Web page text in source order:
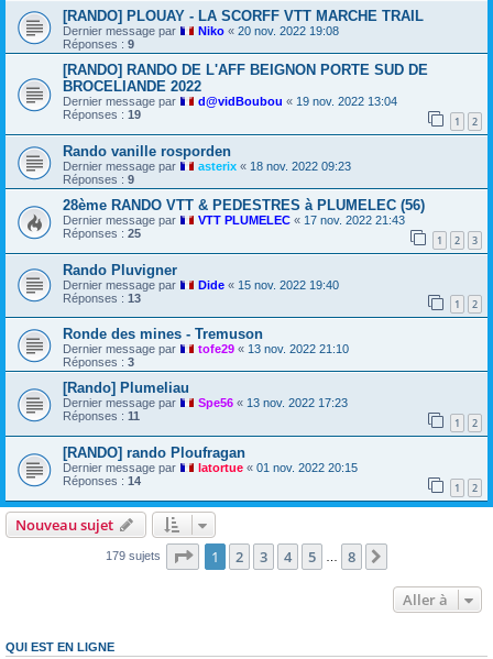
[RANDO] PLOUAY - LA SCORFF VTT MARCHE TRAIL
Dernier message par Niko « 20 nov. 2022 19:08
Réponses : 9
[RANDO] RANDO DE L'AFF BEIGNON PORTE SUD DE
BROCELIANDE 2022
Dernier message par d@vidBoubou « 19 nov. 2022 13:04
Réponses : 19 1 2
Rando vanille rosporden
Dernier message par asterix « 18 nov. 2022 09:23
Réponses : 9
28ème RANDO VTT & PEDESTRES à PLUMELEC (56)
Dernier message par VTT PLUMELEC « 17 nov. 2022 21:43
Réponses : 25 1 2 3
Rando Pluvigner
Dernier message par Dide « 15 nov. 2022 19:40
Réponses : 13 1 2
Ronde des mines - Tremuson
Dernier message par tofe29 « 13 nov. 2022 21:10
Réponses : 3
[Rando] Plumeliau
Dernier message par Spe56 « 13 nov. 2022 17:23
Réponses : 11 1 2
[RANDO] rando Ploufragan
Dernier message par latortue « 01 nov. 2022 20:15
Réponses : 14 1 2
Nouveau sujet
179 sujets Page 1sur8
1 2 3 4 5 8
Aller à
QUI EST EN LIGNE